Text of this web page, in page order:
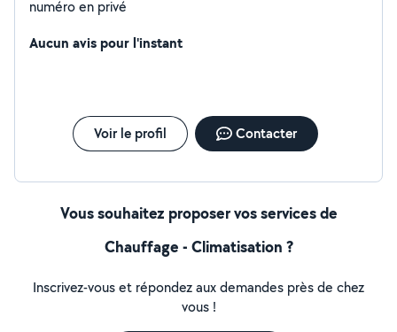
numéro en privé
Aucun avis pour l'instant
Voir le profil Contacter
Vous souhaitez proposer vos services de
Chauffage - Climatisation ?
Inscrivez-vous et répondez aux demandes près de chez
vous !